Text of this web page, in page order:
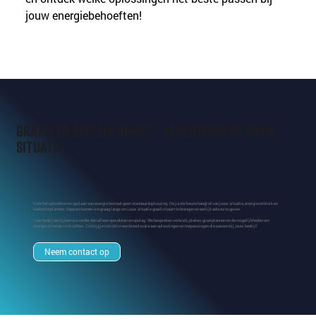
jouw energiebehoeften!
Voor het opwekken en opslaan van energie bestaat geen standaardoplossing. De juiste keuze hangt af van jouw situatie, energieverbruik en
toekomstplannen. Daarom komen we graag langs om jouw situatie goed in kaart te brengen en eerlijk advies te geven.
Voor bedrijven kijken we verder dan alleen opwekken en opslag. We bespreken verbruik, pieken, groeiplannen en de mogelijkheden om
energie slimmer in te zetten. Zo krijg je inzicht in een breed scala aan oplossingen en toepassingen die passen bij jouw bedrijf.
Neem contact op
Gratis en eerlijk advies afgestemd op jouw
situatie